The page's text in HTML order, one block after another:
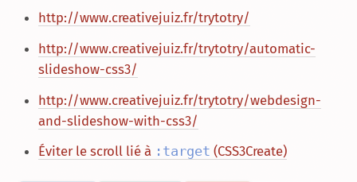
http://www.creativejuiz.fr/trytotry/
http://www.creativejuiz.fr/trytotry/automatic-
slideshow-css3/
http://www.creativejuiz.fr/trytotry/webdesign-
and-slideshow-with-css3/
Éviter le scroll lié à :target (CSS3Create)